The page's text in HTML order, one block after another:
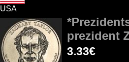
USA
prezident
3.33€